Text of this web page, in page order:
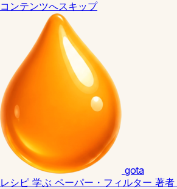
コンテンツへスキップ
gota
レシピ 学ぶ ペーパー・フィルター 著者